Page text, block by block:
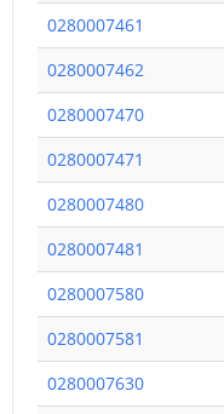
0280007461
0280007462
0280007470
0280007471
0280007480
0280007481
0280007580
0280007581
0280007630